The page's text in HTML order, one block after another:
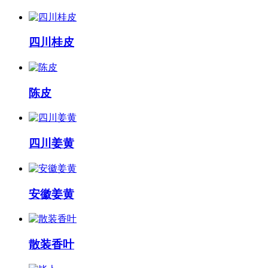
四川桂皮
陈皮
四川姜黄
安徽姜黄
散装香叶